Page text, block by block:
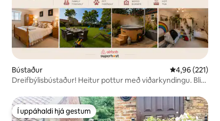
Bústaður 4,96 af 5 í
4,96 (221)
Dreifbýlisbústaður! Heitur pottur með viðarkyndingu. Bliss
Í uppáhaldi hjá gestum
Í uppáhaldi hjá gestum